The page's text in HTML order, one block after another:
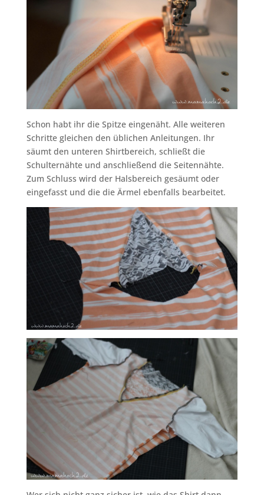
Schon habt ihr die Spitze eingenäht. Alle weiteren
Schritte gleichen den üblichen Anleitungen. Ihr
säumt den unteren Shirtbereich, schließt die
Schulternähte und anschließend die Seitennähte.
Zum Schluss wird der Halsbereich gesäumt oder
eingefasst und die die Ärmel ebenfalls bearbeitet.